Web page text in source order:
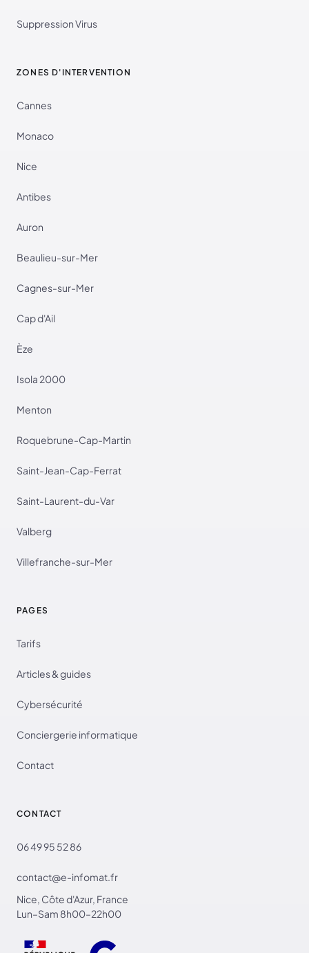
Suppression Virus
ZONES D'INTERVENTION
Cannes
Monaco
Nice
Antibes
Auron
Beaulieu-sur-Mer
Cagnes-sur-Mer
Cap d'Ail
Èze
Isola 2000
Menton
Roquebrune-Cap-Martin
Saint-Jean-Cap-Ferrat
Saint-Laurent-du-Var
Valberg
Villefranche-sur-Mer
PAGES
Tarifs
Articles & guides
Cybersécurité
Conciergerie informatique
Contact
CONTACT
06 49 95 52 86
contact@e-infomat.fr
Nice, Côte d'Azur, France
Lun–Sam 8h00–22h00